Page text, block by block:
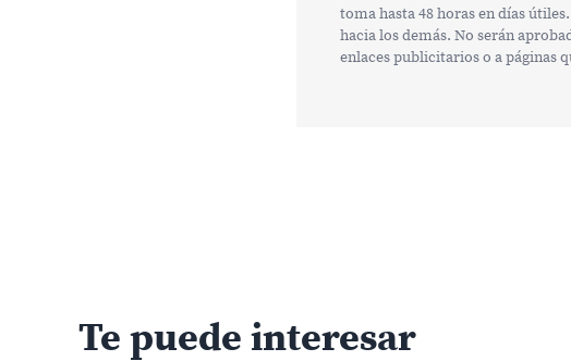
toma hasta 48 horas en días
hacia los demás. No serán
enlaces publicitarios o a páginas
Te puede interesar